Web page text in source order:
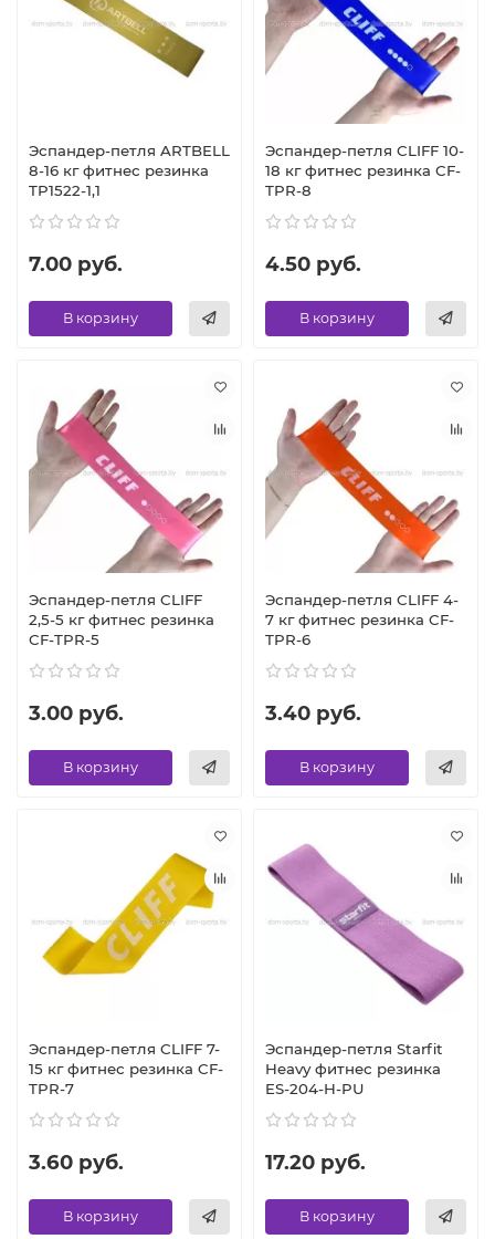
Эспандер-петля ARTBELL
8-16 кг фитнес резинка
TP1522-1,1
7.00 руб.
В корзину
Эспандер-петля CLIFF 10-
18 кг фитнес резинка CF-
TPR-8
4.50 руб.
В корзину
Эспандер-петля CLIFF
2,5-5 кг фитнес резинка
CF-TPR-5
3.00 руб.
В корзину
Эспандер-петля CLIFF 4-
7 кг фитнес резинка CF-
TPR-6
3.40 руб.
В корзину
Эспандер-петля CLIFF 7-
15 кг фитнес резинка CF-
TPR-7
3.60 руб.
В корзину
Эспандер-петля Starfit
Heavy фитнес резинка
ES-204-H-PU
17.20 руб.
В корзину